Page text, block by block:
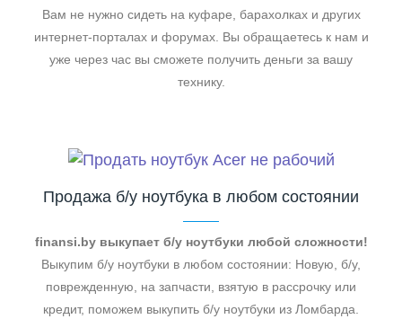
Вам не нужно сидеть на куфаре, барахолках и других
интернет-порталах и форумах. Вы обращаетесь к нам и
уже через час вы сможете получить деньги за вашу
технику.
Продажа б/у ноутбука в любом состоянии
finansi.by выкупает б/у ноутбуки любой сложности!
Выкупим б/у ноутбуки в любом состоянии: Новую, б/у,
поврежденную, на запчасти, взятую в рассрочку или
кредит, поможем выкупить б/у ноутбуки из Ломбарда.